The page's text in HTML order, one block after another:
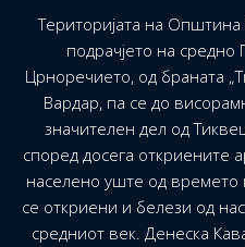
Територијата на
подрачјето на
Црноречието, од браната
Вардар, па се до
значителен дел од
според досега откриените
населено уште од времето
се откриени и белези од
средниот век. Денеска